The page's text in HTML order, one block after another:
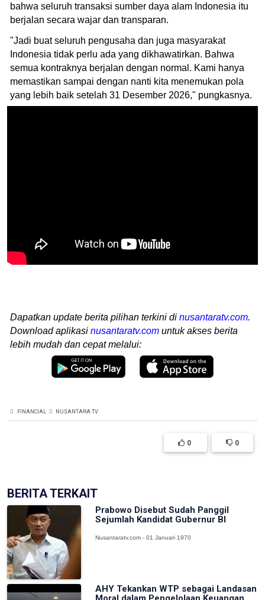
bahwa seluruh transaksi sumber daya alam Indonesia itu
berjalan secara wajar dan transparan.
"Jadi buat seluruh pengusaha dan juga masyarakat
Indonesia tidak perlu ada yang dikhawatirkan. Bahwa
semua kontraknya berjalan dengan normal. Kami hanya
memastikan sampai dengan nanti kita menemukan pola
yang lebih baik setelah 31 Desember 2026," pungkasnya.
Dapatkan update berita pilihan terkini di nusantaratv.com.
Download aplikasi nusantaratv.com untuk akses berita
lebih mudah dan cepat melalui:
FINANCIAL NUSANTARA TV
0 0
BERITA TERKAIT
Prabowo Disebut Sudah Panggil
Sejumlah Kandidat Gubernur BI
Nusantaratv.com - 01 Januari 1970
AHY Tekankan WTP sebagai Landasan